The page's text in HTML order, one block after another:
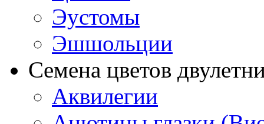
Эустомы
Эшшольции
Семена цветов
Аквилегии